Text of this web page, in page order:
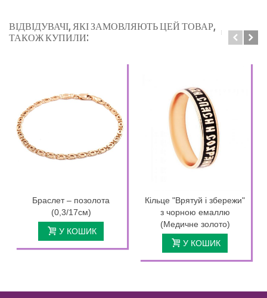
ВІДВІДУВАЧІ, ЯКІ ЗАМОВЛЯЮТЬ ЦЕЙ ТОВАР,
ТАКОЖ КУПИЛИ:
Браслет – позолота
(0,3/17см)
У КОШИК
Кільце "Врятуй і збережи"
з чорною емаллю
(Медичне золото)
У КОШИК